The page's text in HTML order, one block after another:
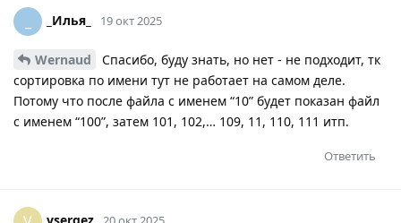
_Илья_ 19 окт 2025
Wernaud
Спасибо, буду знать, но нет - не подходит, тк
сортировка по имени тут не работает на самом деле.
Потому что после файла с именем “10” будет показан файл
с именем “100”, затем 101, 102,… 109, 11, 110, 111 итп.
Ответить